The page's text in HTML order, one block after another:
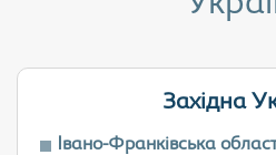
Західна
Івано-Франківська